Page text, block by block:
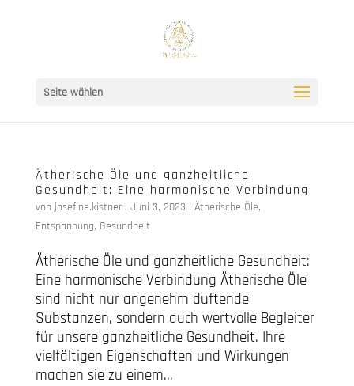
Seite wählen
Ätherische Öle und ganzheitliche
Gesundheit: Eine harmonische Verbindung
von josefine.kistner| Juni 3, 2023 | Ätherische Öle,
Entspannung, Gesundheit
Ätherische Öle und ganzheitliche Gesundheit:
Eine harmonische Verbindung Ätherische Öle
sind nicht nur angenehm duftende
Substanzen, sondern auch wertvolle Begleiter
für unsere ganzheitliche Gesundheit. Ihre
vielfältigen Eigenschaften und Wirkungen
machen sie zu einem...